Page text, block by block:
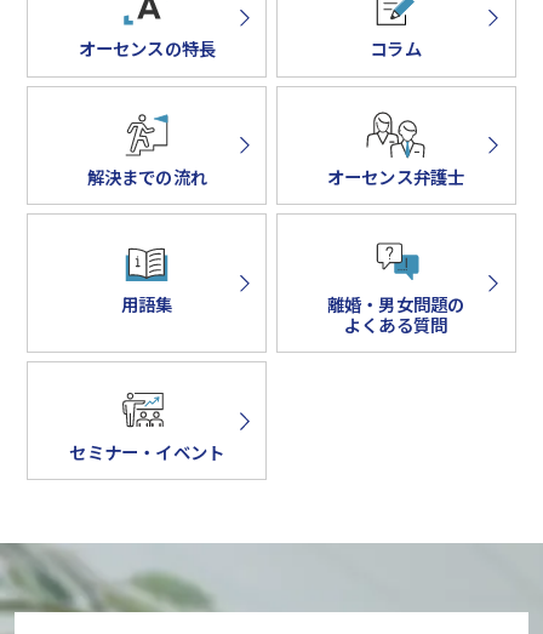
オーセンスの特長 コラム
解決までの流れ オーセンス弁護士
用語集
離婚・男女問題の
よくある質問
セミナー・イベント